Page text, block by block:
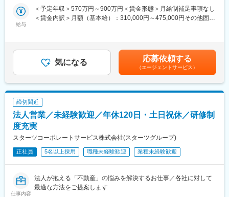
■業務の特徴
・グローバル事業拡大を法務面から直接支援
■組織
く関わる体制です。
■働き方
・大阪本社勤務
・想定年収：550万～1000万円
・月給：30万～53.7万円
＼この求人のポイント／
（2）国際契約・海外事業対応で専門性を発揮
（3）経験次第でマネジメントも担える裁量の大きさ
します。
■仕事内容：
【具体的には…】
・各国の市場分析及びポテンシャル市場の選定
【アジア圏】
・中国、台湾、ベトナム、タイ、マレーシア、インド、インド
ネシア 他
■組織構成：
グローバル事業本部には約32名在籍
・マネージャー：40代前半中心
・メンバー：30代が中心
給与
＜予定年収＞570万円～900万円＜賃金形態＞月給制補足事項なし
＜賃金内訳＞月額（基本給）：310,000円～475,000円その他固定
も目安の金額であり、選考を通じて上下する可能性があります。
月給(月額)は固定手当を含めた表記です。
気になる 応募依頼する
（エージェントサービス）
締切間近
法人営業／未経験歓迎／年休120日・土日祝休／研修制
度充実
スターツコーポレートサービス株式会社(スターツグループ)
正社員 5名以上採用 職種未経験歓迎 業種未経験歓迎
仕事内容
法人が抱える「不動産」の悩みを解決するお仕事／各社に対して
最適な方法をご提案します